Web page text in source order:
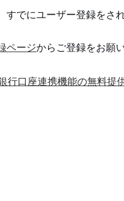
でにユーザー登録をさ
ページからご登録をお願
口座連携機能の無料提